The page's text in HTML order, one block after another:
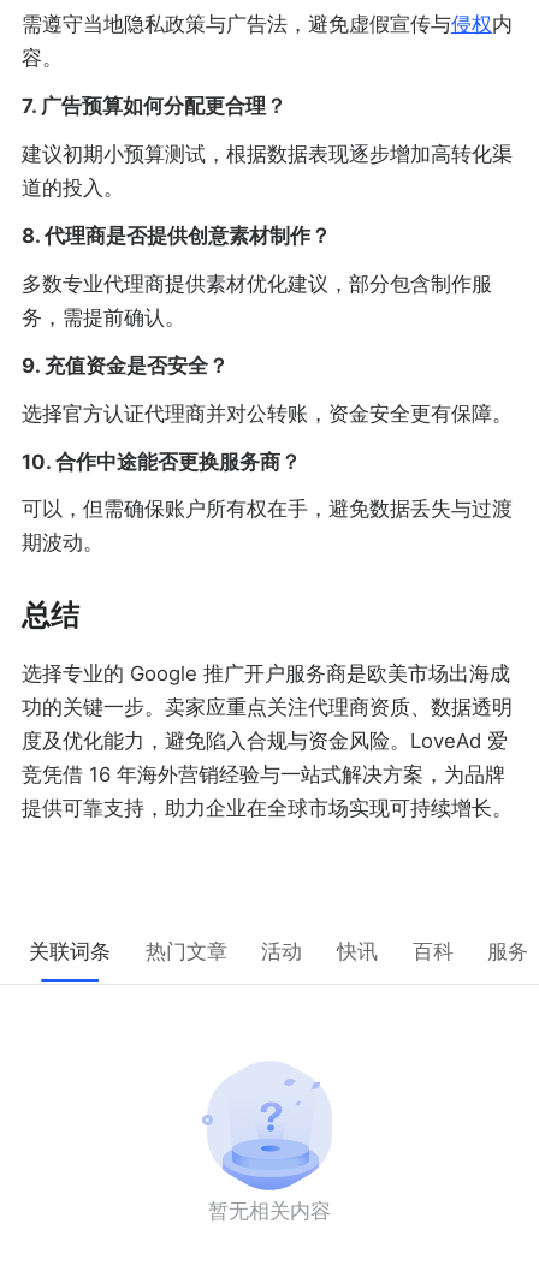
需遵守当地隐私政策与广告法，避免虚假宣传与侵权内
容。
7. 广告预算如何分配更合理？
建议初期小预算测试，根据数据表现逐步增加高转化渠
道的投入。
8. 代理商是否提供创意素材制作？
多数专业代理商提供素材优化建议，部分包含制作服
务，需提前确认。
9. 充值资金是否安全？
选择官方认证代理商并对公转账，资金安全更有保障。
10. 合作中途能否更换服务商？
可以，但需确保账户所有权在手，避免数据丢失与过渡
期波动。
总结
选择专业的 Google 推广开户服务商是欧美市场出海成
功的关键一步。卖家应重点关注代理商资质、数据透明
度及优化能力，避免陷入合规与资金风险。LoveAd 爱
竞凭借 16 年海外营销经验与一站式解决方案，为品牌
提供可靠支持，助力企业在全球市场实现可持续增长。
关联词条 热门文章 活动 快讯 百科 服务
暂无相关内容